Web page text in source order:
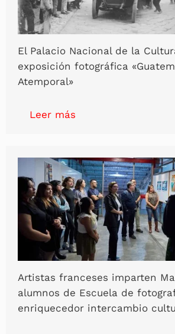
El Palacio Nacional de la
exposición fotográfica
Atemporal»
Leer más
Artistas franceses imparten
alumnos de Escuela de
enriquecedor intercambio